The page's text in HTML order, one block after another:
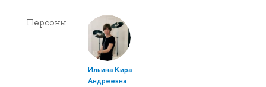
Персоны
Ильина Кира
Андреевна